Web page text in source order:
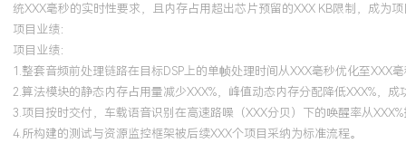
统XXX毫秒的实时性要求，且内存占用超出芯片预留的XXX KB限制，成为
项目业绩：
项目业绩：
1.整套音频前处理链路在目标DSP上的单帧处理时间从XXX毫秒优化至XXX
2.算法模块的静态内存占用量减少XXX%，峰值动态内存分配降低XXX%，成
3.项目按时交付，车载语音识别在高速路噪（XXX分贝）下的唤醒率从XXX%
4.所构建的测试与资源监控框架被后续XXX个项目采纳为标准流程。